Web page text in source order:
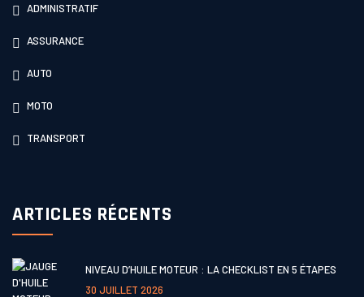
ADMINISTRATIF
ASSURANCE
AUTO
MOTO
TRANSPORT
ARTICLES RÉCENTS
NIVEAU D’HUILE MOTEUR : LA CHECKLIST EN 5 ÉTAPES
30 JUILLET 2026